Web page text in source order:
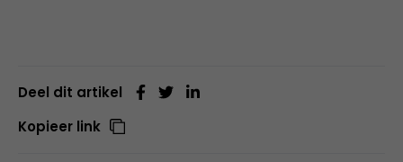
Deel dit artikel
Kopieer link